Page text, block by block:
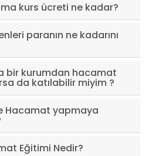
kurs ücreti ne kadar?
paranın ne kadarını
bir kurumdan hacamat
da katılabilir miyim ?
Hacamat yapmaya
Eğitimi Nedir?